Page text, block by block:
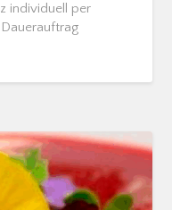
individuell per